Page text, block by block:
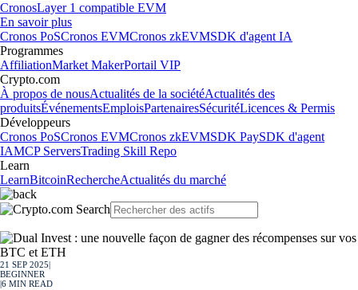
CronosLayer 1 compatible EVM
En savoir plus
Cronos PoSCronos EVMCronos zkEVMSDK d'agent IA
Programmes
AffiliationMarket MakerPortail VIP
Crypto.com
À propos de nousActualités de la sociétéActualités des
produitsÉvénementsEmploisPartenairesSécuritéLicences & Permis
Développeurs
Cronos PoSCronos EVMCronos zkEVMSDK PaySDK d'agent
IAMCP ServersTrading Skill Repo
Learn
LearnBitcoinRechercheActualités du marché
21 SEP 2025
BEGINNER
6 MIN READ